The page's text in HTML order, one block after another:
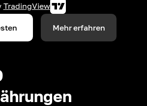
TradingView
Mehr erfahren